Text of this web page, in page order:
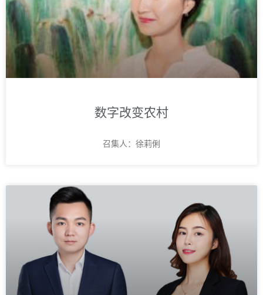
数字改变农村
召集人：徐莉俐